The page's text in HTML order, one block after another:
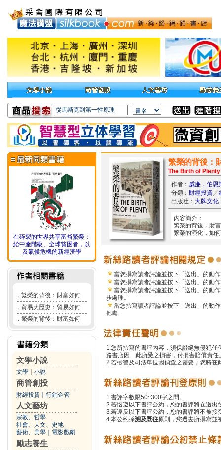
在碎裂的世界共享富裕繁榮：
給中產階級、全球貧困者，以
及氣候危機的新經濟學
． 繁榮的背後：財富如何
． 貿易大歷史：貿易如何
． 繁榮的背後：財富如何
文學小說
文學 小說
商管創投
財經投資 行銷企管
人文藝坊
宗教、哲學
社會、人文、史地
藝術、美學
電影戲劇
勵志養生
繁榮的背後：
The Birth of
作者： 威廉．伯恩
分類： 財經投資／
出版社： 大牌文化
內容簡介：
繁榮的背後：財
繁榮的演化，如
當您撰寫讀者評論並按下「送出」的動
當您撰寫讀者評論並按下「送出」的動
當您撰寫讀者評論並按下「送出」的動
步處理。
當您撰寫讀者評論並按下「送出」的動
他處。
1.您所撰寫的書評內容，須保證絕無侵犯
路書店因 此所受之損害，付損害賠償責任
2.若檢警及司法單位因偵查之需要，您將
1.書評字數限50~300字之間。
2.若恪遵以下書評公約，您的書評將在送
3.若違反以下書評公約，您的書評將不被接
4.本公約採溯及既往原則，您過去所撰寫並